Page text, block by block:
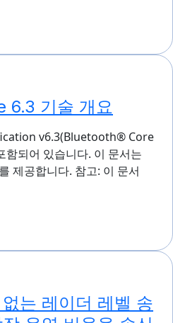
6.3 기술 개요
v6.3(Bluetooth® Core
함되어 있습니다. 이 문서는
제공합니다. 참고: 이 문서
는 레이더 레벨 송